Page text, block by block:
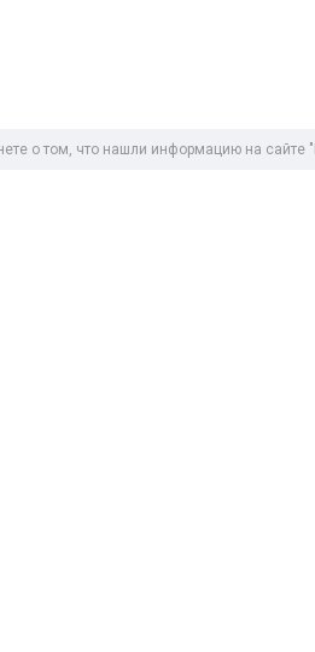
о том, что нашли информацию на сайте "